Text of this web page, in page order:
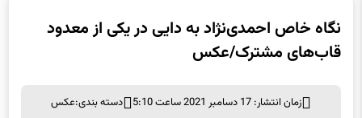
نگاه خاص احمدی‌نژاد به دایی در یکی از معدود
قاب‌های مشترک/عکس
زمان انتشار: 17 دسامبر 2021 ساعت 5:10 دسته بندی:عکس